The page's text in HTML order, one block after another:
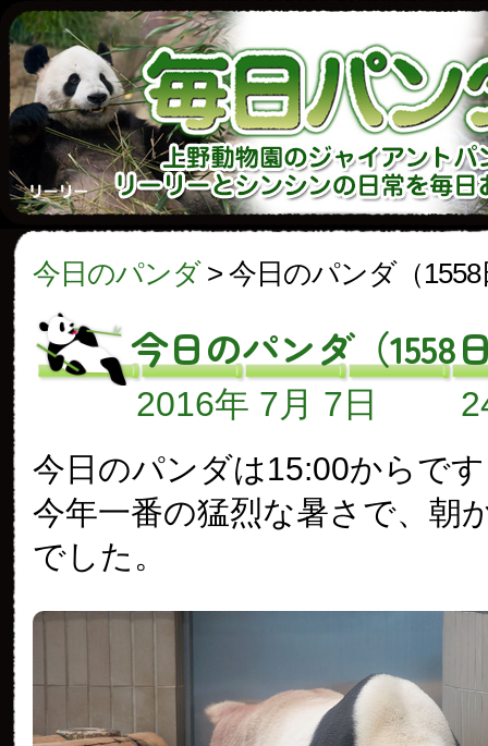
今日のパンダ> 今日のパンダ（1558
今日のパンダ（1558
2016年 7月 7日
今日のパンダは15:00からで
今年一番の猛烈な暑さで、朝
でした。